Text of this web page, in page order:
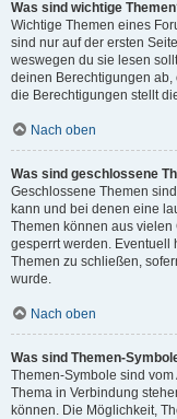
Was sind wichtige
Wichtige Themen eines
sind nur auf der ersten
weswegen du sie lesen
deinen Berechtigungen
die Berechtigungen stellt
Nach oben
Was sind geschlossene
Geschlossene Themen
kann und bei denen eine
Themen können aus
gesperrt werden. Eventuell
Themen zu schließen,
wurde.
Nach oben
Was sind Themen-
Themen-Symbole sind
Thema in Verbindung
können. Die Möglichkeit,